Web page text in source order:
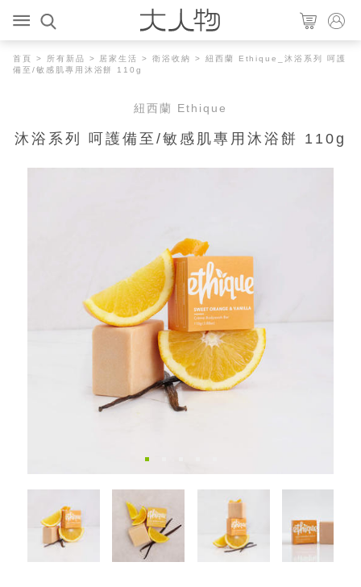
首頁 > 所有新品 > 居家生活 >衛浴收納
> 紐西蘭 Ethique_沐浴系列 呵護
備至/敏感肌專用沐浴餅 110g
紐西蘭 Ethique
沐浴系列 呵護備至/敏感肌專用沐浴餅 110g